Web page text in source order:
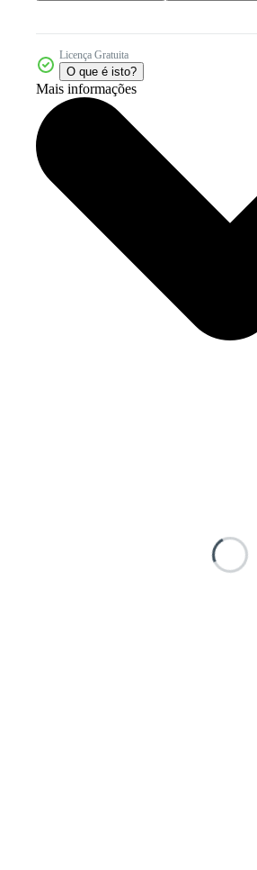
Licença Gratuita
O que é isto?
Mais informações